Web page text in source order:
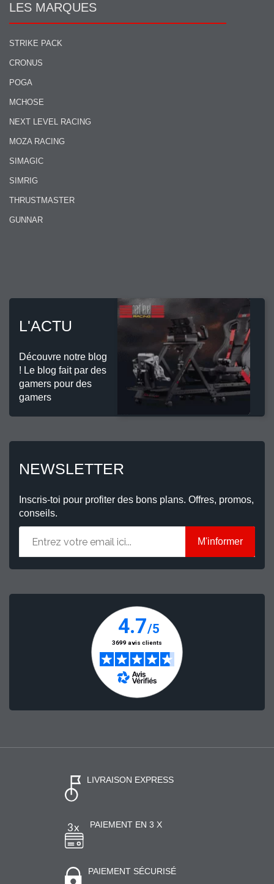
LES MARQUES
STRIKE PACK
CRONUS
POGA
MCHOSE
NEXT LEVEL RACING
MOZA RACING
SIMAGIC
SIMRIG
THRUSTMASTER
GUNNAR
L'ACTU
Découvre notre blog
! Le blog fait par des
gamers pour des
gamers
NEWSLETTER
Inscris-toi pour profiter des bons plans. Offres, promos,
conseils.
M'informer
LIVRAISON EXPRESS
PAIEMENT EN 3 X
PAIEMENT SÉCURISÉ